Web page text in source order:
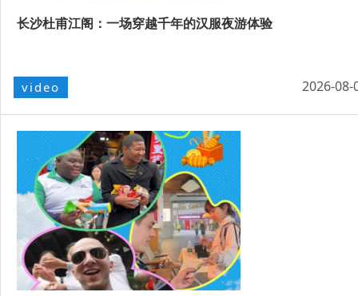
长沙杜甫江阁：一场穿越千年的汉服夜游体验
video 2026-08-